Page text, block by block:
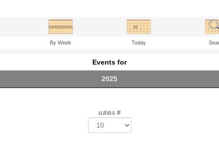
By Week Today
Events for
2025
แสดง #